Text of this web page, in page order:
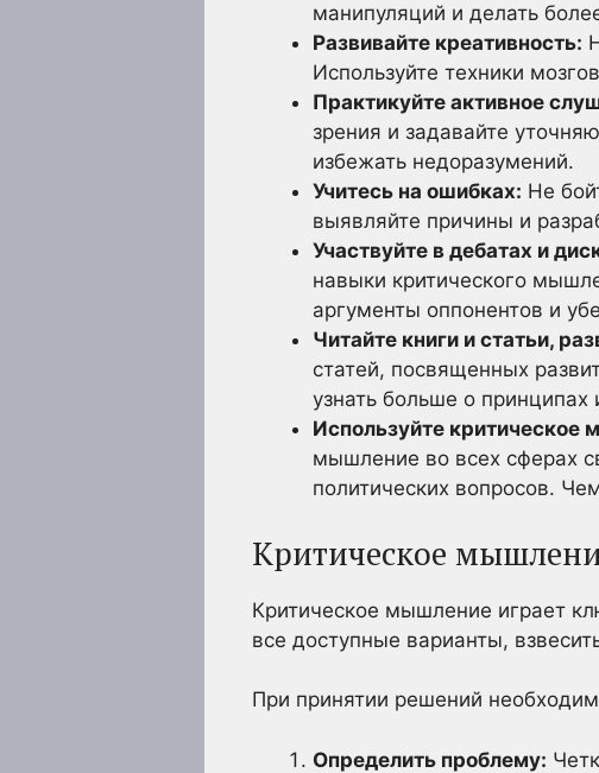
манипуляций и делать
Развивайте креативность:
Используйте техники
Практикуйте активное
зрения и задавайте
избежать недоразумений.
Учитесь на ошибках: Не
выявляйте причины и
Участвуйте в дебатах и
навыки критического
аргументы оппонентов и
Читайте книги и статьи,
статей, посвященных
узнать больше о
Используйте критическое
мышление во всех сферах
политических вопросов.
Критическое
Критическое мышление играет
все доступные варианты,
При принятии решений
Определить проблему: